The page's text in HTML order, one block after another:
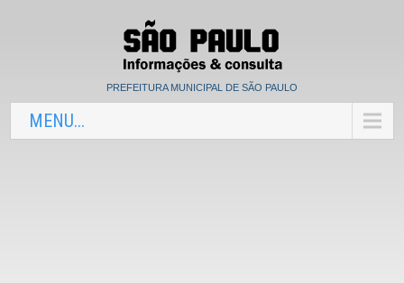
PREFEITURA MUNICIPAL DE SÃO PAULO
MENU...